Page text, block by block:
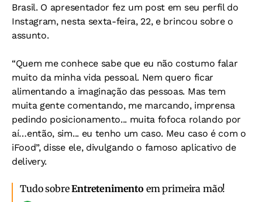
Brasil. O apresentador fez um post em seu perfil do
Instagram, nesta sexta-feira, 22, e brincou sobre o
assunto.
“Quem me conhece sabe que eu não costumo falar
muito da minha vida pessoal. Nem quero ficar
alimentando a imaginação das pessoas. Mas tem
muita gente comentando, me marcando, imprensa
pedindo posicionamento... muita fofoca rolando por
aí…então, sim... eu tenho um caso. Meu caso é com o
iFood”, disse ele, divulgando o famoso aplicativo de
delivery.
Tudo sobreEntretenimento em primeira mão!